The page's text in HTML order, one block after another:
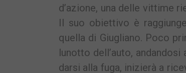
d’azione, una delle vittime
Il suo obiettivo è
quella di Giugliano. Poco
lunotto dell’auto,
darsi alla fuga, inizierà a